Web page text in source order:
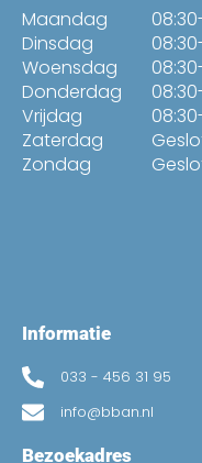
Maandag
Dinsdag
Woensdag
Donderdag
Vrijdag
Zaterdag
Zondag
Informatie
033 - 456 31 95
info@bban.nl
Bezoekadres